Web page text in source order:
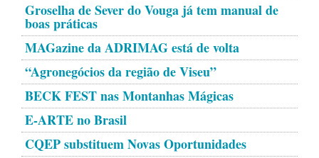
Groselha de Sever do Vouga já tem manual de
boas práticas
MAGazine da ADRIMAG está de volta
“Agronegócios da região de Viseu”
BECK FEST nas Montanhas Mágicas
E-ARTE no Brasil
CQEP substituem Novas Oportunidades